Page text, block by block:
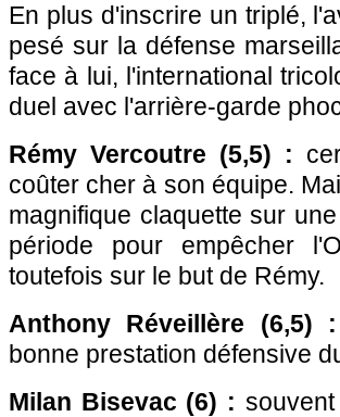
En plus d'inscrire un triplé,
pesé sur la défense
face à lui, l'international
duel avec l'arrière-garde
Rémy Vercoutre (5,5) :
coûter cher à son équipe.
magnifique claquette sur
période pour empêcher
toutefois sur le but de Rémy.
Anthony Réveillère (6,5) :
bonne prestation défensive
Milan Bisevac (6) :